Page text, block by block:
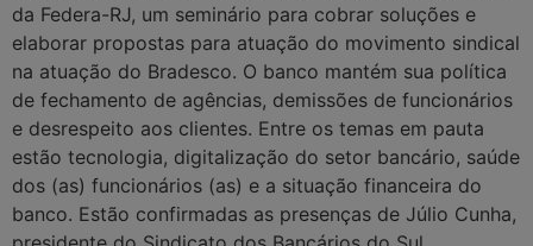
da Federa-RJ, um seminário para cobrar soluções e
elaborar propostas para atuação do movimento sindical
na atuação do Bradesco. O banco mantém sua política
de fechamento de agências, demissões de funcionários
e desrespeito aos clientes. Entre os temas em pauta
estão tecnologia, digitalização do setor bancário, saúde
dos (as) funcionários (as) e a situação financeira do
banco. Estão confirmadas as presenças de Júlio Cunha,